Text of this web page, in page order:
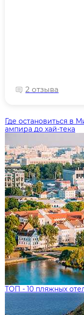
2 отзыва
Где остановиться в
ампира до хай‑тека
ТОП - 10 пляжных